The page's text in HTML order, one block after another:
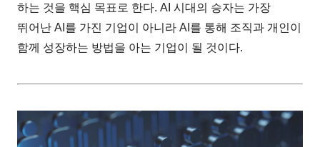
하는 것을 핵심 목표로 한다. AI 시대의 승자는 가장
뛰어난 AI를 가진 기업이 아니라 AI를 통해 조직과 개인이
함께 성장하는 방법을 아는 기업이 될 것이다.